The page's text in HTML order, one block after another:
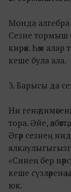
Монда
Сезне тормыш
кирәк. Һәм
кеше була ала.
3. Барысы да
Ни генә
тора. Әйе,
Әгәр сезнең
«Синең бер
кеше
юк.